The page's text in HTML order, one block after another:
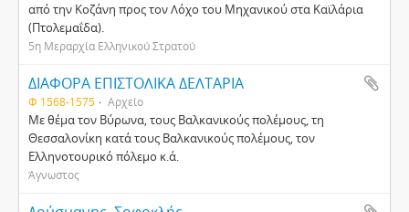
από την Κοζάνη προς τον Λόχο του Μηχανικού στα Καϊλάρια
(Πτολεμαΐδα).
5η Μεραρχία Ελληνικού Στρατού
ΔΙΑΦΟΡΑ ΕΠΙΣΤΟΛΙΚΑ ΔΕΛΤΑΡΙΑ
Φ 1568-1575 Αρχείο
Με θέμα τον Βύρωνα, τους Βαλκανικούς πολέμους, τη
Θεσσαλονίκη κατά τους Βαλκανικούς πολέμους, τον
Ελληνοτουρικό πόλεμο κ.ά.
Άγνωστος